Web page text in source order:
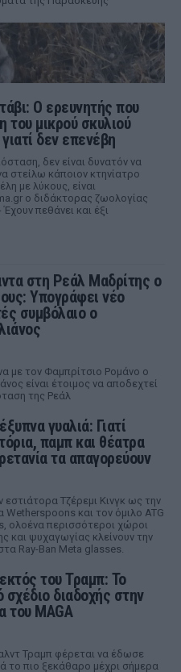
Ο ερευνητής που
μικρού σκυλιού
δεν επενέβη
δεν είναι δυνατόν να
στείλω κάποιον κτηνίατρο
με λύκους, είναι
ο διδάκτορας ζωολογίας
πεθάνει και έξι
στη Ρεάλ Μαδρίτης ο
Υπογράφει νέο
συμβόλαιο ο
με τον Φαμπρίτσιο Ρομάνο ο
είναι έτοιμος να αποδεχτεί
της Ρεάλ
γυαλιά: Γιατί
παμπ και θέατρα
τα απαγορεύουν
εστιάτορα Τζέρεμι Κινγκ ως την
Wetherspoons και τον όμιλο ATG
ολοένα περισσότεροι χώροι
και ψυχαγωγίας κλείνουν την
Ray-Ban Meta glasses.
του Τραμπ: Το
σχέδιο διαδοχής στην
του MAGA
Τραμπ φέρεται να έδωσε
το πιο ξεκάθαρο μέχρι σήμερα